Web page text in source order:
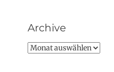
Archive
Archive